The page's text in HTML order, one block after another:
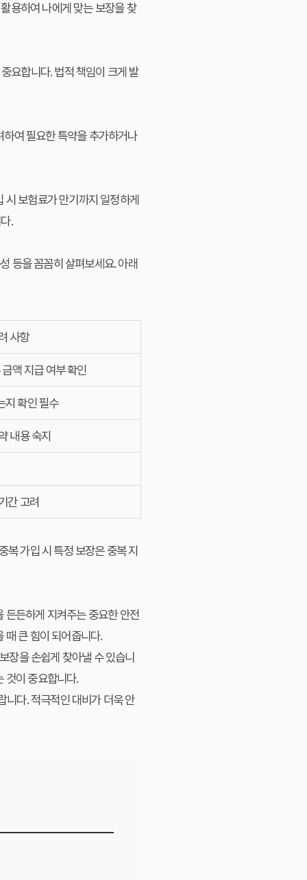
용하여 나에게 맞는 보장을 찾
요합니다. 법적 책임이 크게 발
여 필요한 특약을 추가하거나
시 보험료가 만기까지 일정하게
.
등을 꼼꼼히 살펴보세요. 아래
사항
액 지급 여부 확인
지 확인 필수
내용 숙지
간 고려
가입 시 특정 보장은 중복 지
든든하게 지켜주는 중요한 안전
때 큰 힘이 되어줍니다.
장을 손쉽게 찾아낼 수 있습니
것이 중요합니다.
니다. 적극적인 대비가 더욱 안